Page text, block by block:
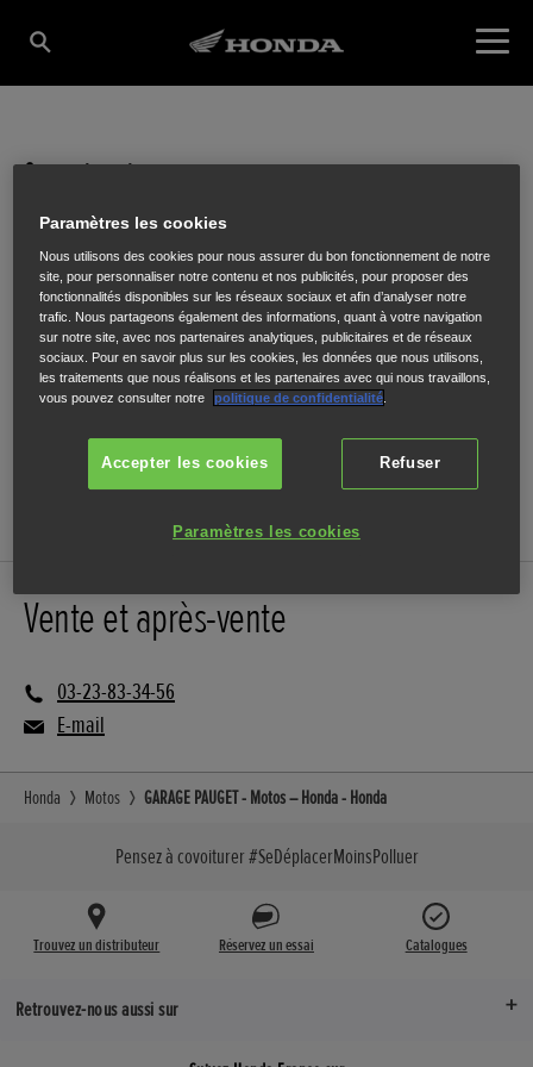
Concessionnaire
GARAGE PAUGET
ZI AVENUE GUSTAVE EIFFEL,CHATEAU THIERRY,02400
ITINÉRAIRE
Vente et après-vente
03-23-83-34-56
E-mail
Honda Motos GARAGE PAUGET - Motos – Honda - Honda
Pensez à covoiturer #SeDéplacerMoinsPolluer
Trouvez un distributeur Réservez un essai Catalogues
Retrouvez-nous aussi sur
Paramètres les cookies
Nous utilisons des cookies pour nous assurer du bon fonctionnement de notre
site, pour personnaliser notre contenu et nos publicités, pour proposer des
fonctionnalités disponibles sur les réseaux sociaux et afin d’analyser notre
trafic. Nous partageons également des informations, quant à votre navigation
sur notre site, avec nos partenaires analytiques, publicitaires et de réseaux
sociaux. Pour en savoir plus sur les cookies, les données que nous utilisons,
les traitements que nous réalisons et les partenaires avec qui nous travaillons,
vous pouvez consulter notre
politique de confidentialité
Refuser
Accepter les cookies
Paramètres les cookies